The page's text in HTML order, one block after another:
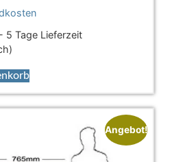
5 Tage Lieferzeit
Angebot!